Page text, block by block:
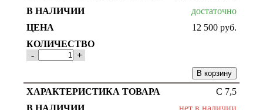
достаточно
12 500 руб.
- +
В корзину
С 7,5
нет в наличии